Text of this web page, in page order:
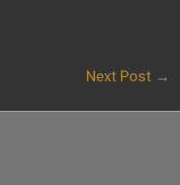
Next Post →